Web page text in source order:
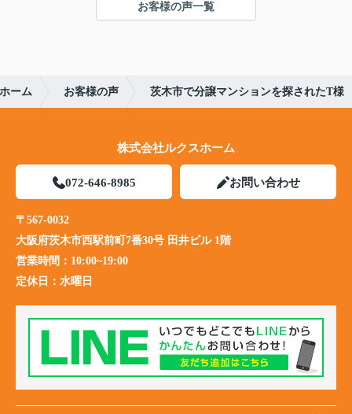
お客様の声一覧
ーム お客様の声 茨木市で分譲マンションを探されたT様
株式会社ルクスホーム
072-646-8985 お問い合わせ
〒567-0032
大阪府茨木市西駅前町7番30号 田井ビル 1階
営業時間： 10:00~19:00
定休日： 水曜日